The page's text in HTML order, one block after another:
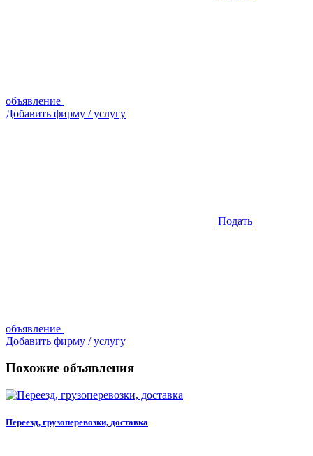
объявление
Добавить фирму / услугу
Подать
объявление
Добавить фирму / услугу
Похожие объявления
Переезд, грузоперевозки, доставка